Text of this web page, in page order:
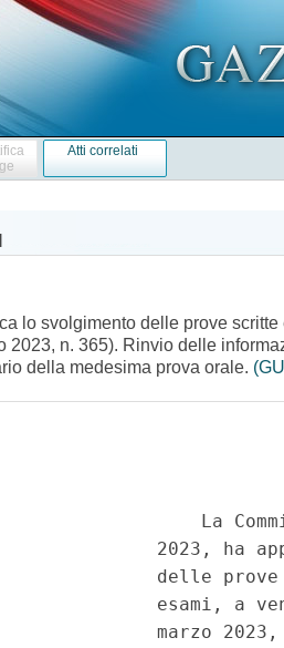
Atti correlati
lo svolgimento delle prove
2023, n. 365). Rinvio delle
della medesima prova orale.